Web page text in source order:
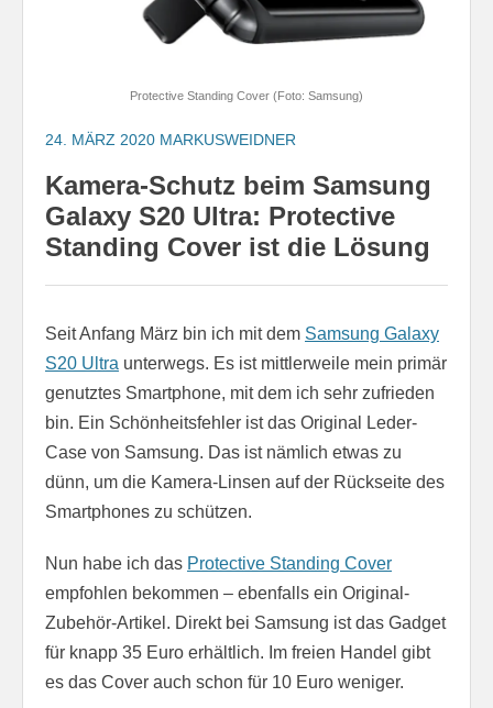
Protective Standing Cover (Foto: Samsung)
24. MÄRZ 2020 MARKUSWEIDNER
Kamera-Schutz beim Samsung
Galaxy S20 Ultra: Protective
Standing Cover ist die Lösung
Seit Anfang März bin ich mit dem Samsung Galaxy
S20 Ultra unterwegs. Es ist mittlerweile mein primär
genutztes Smartphone, mit dem ich sehr zufrieden
bin. Ein Schönheitsfehler ist das Original Leder-
Case von Samsung. Das ist nämlich etwas zu
dünn, um die Kamera-Linsen auf der Rückseite des
Smartphones zu schützen.
Nun habe ich das Protective Standing Cover
empfohlen bekommen – ebenfalls ein Original-
Zubehör-Artikel. Direkt bei Samsung ist das Gadget
für knapp 35 Euro erhältlich. Im freien Handel gibt
es das Cover auch schon für 10 Euro weniger.